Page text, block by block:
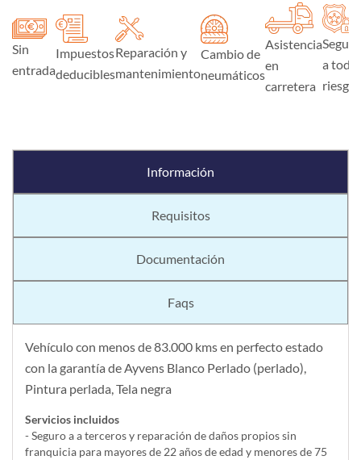
Sin
entrada
Impuestos
deducibles
Reparación y
mantenimiento
Cambio de
neumáticos
Asistencia
en
carretera
Seguro
a todo
riesgo
Información
Requisitos
Documentación
Faqs
Vehículo con menos de 83.000 kms en perfecto estado
con la garantía de Ayvens Blanco Perlado (perlado),
Pintura perlada, Tela negra
Servicios incluidos
- Seguro a a terceros y reparación de daños propios sin
franquicia para mayores de 22 años de edad y menores de 75